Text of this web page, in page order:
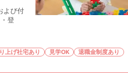
よび付
登
上げ社宅あり 見学OK 退職金制度あり